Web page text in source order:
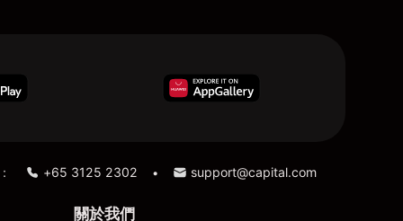
+65 3125 2302 • support@capital.com
關於我們